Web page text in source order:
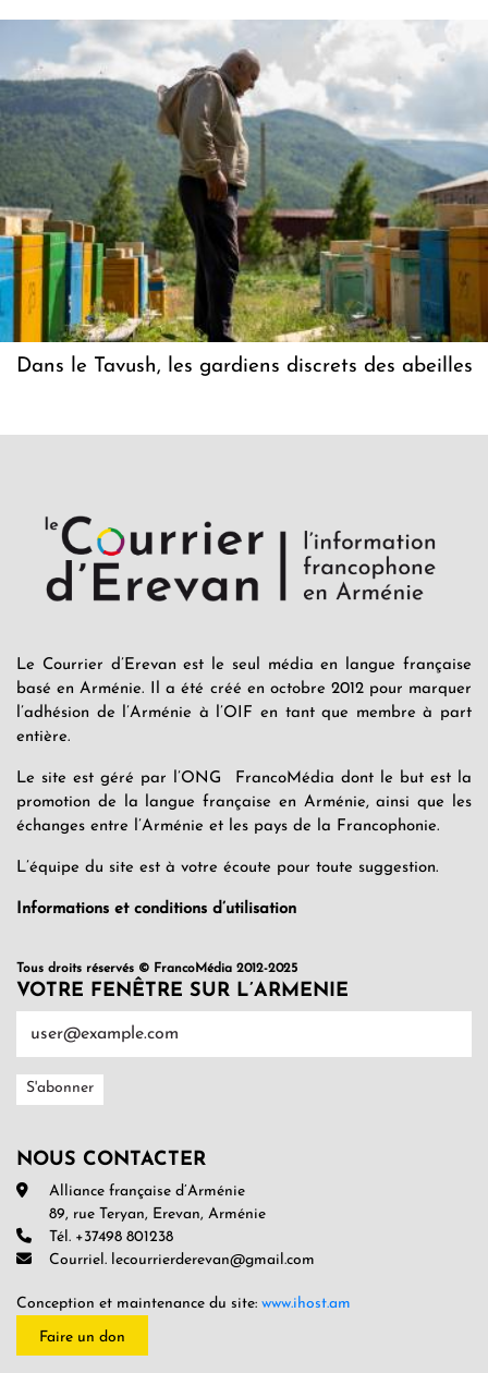
Dans le Tavush, les gardiens discrets des abeilles
Le Courrier d’Erevan est le seul média en langue française
basé en Arménie. Il a été créé en octobre 2012 pour marquer
l’adhésion de l’Arménie à l’OIF en tant que membre à part
entière.
Le site est géré par l’ONG FrancoMédia dont le but est la
promotion de la langue française en Arménie, ainsi que les
échanges entre l’Arménie et les pays de la Francophonie.
L’équipe du site est à votre écoute pour toute suggestion.
Informations et conditions d’utilisation
Tous droits réservés © FrancoMédia 2012-2025
VOTRE FENÊTRE SUR L’ARMENIE
NOUS CONTACTER
Alliance française d’Arménie
89, rue Teryan, Erevan, Arménie
Tél. +37498 801238
Courriel. lecourrierderevan@gmail.com
Conception et maintenance du site: www.ihost.am
Faire un don